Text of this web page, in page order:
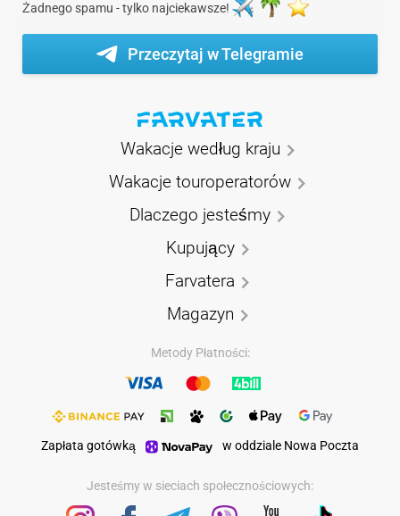
Żadnego spamu - tylko najciekawsze!
Przeczytaj w Telegramie
Wakacje według kraju
Wakacje touroperatorów
Dlaczego jesteśmy
Kupujący
Farvatera
Magazyn
Metody Płatności:
Zapłata gotówką w oddziale Nowa Poczta
Jesteśmy w sieciach społecznościowych: